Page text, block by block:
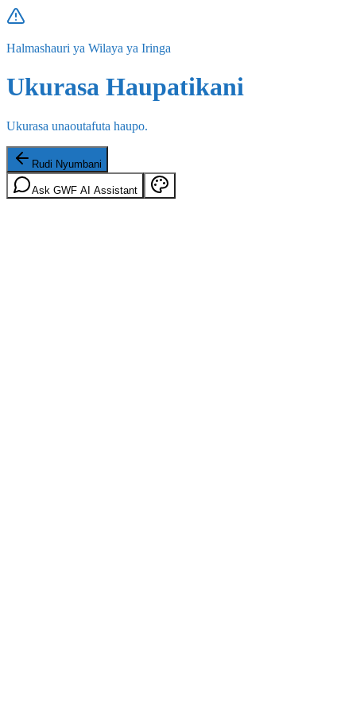
Halmashauri ya Wilaya ya Iringa
Ukurasa Haupatikani
Ukurasa unaoutafuta haupo.
Rudi Nyumbani
Ask GWF AI Assistant